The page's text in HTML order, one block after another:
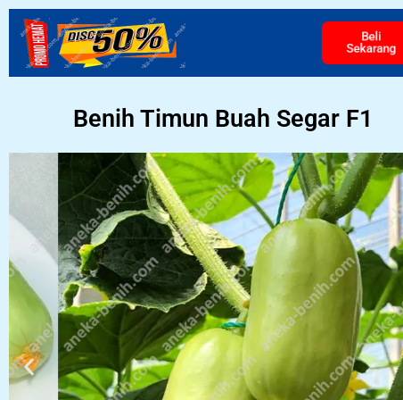
Beli
Sekarang
Benih Timun Buah Segar F1